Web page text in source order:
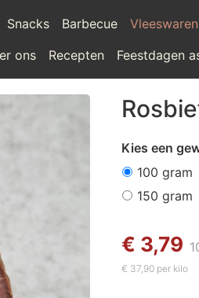
Snacks Barbecue Vleeswaren
ons Recepten Feestdagen
Kies
100 gram
150 gram
€ 3,79
€ 37,90 per kilo